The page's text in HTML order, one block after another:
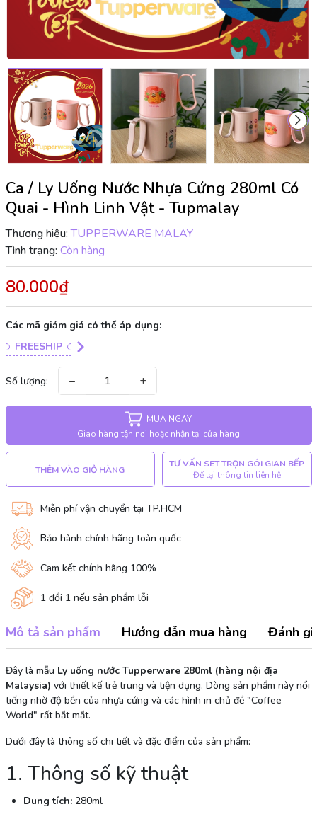
Ca / Ly Uống Nước Nhựa Cứng 280ml Có
Quai - Hình Linh Vật - Tupmalay
Thương hiệu: TUPPERWARE MALAY
Tình trạng: Còn hàng
80.000₫
Các mã giảm giá có thể áp dụng:
FREESHIP
Số lượng: − +
MUA NGAY
Giao hàng tận nơi hoặc nhận tại cửa hàng
THÊM VÀO GIỎ HÀNG
TƯ VẤN SET TRỌN GÓI GIAN BẾP
Để lại thông tin liên hệ
Miễn phí vận chuyển tại TP.HCM
Bảo hành chính hãng toàn quốc
Cam kết chính hãng 100%
1 đổi 1 nếu sản phẩm lỗi
Mô tả sản phẩm Hướng dẫn mua hàng Đánh
Đây là mẫu Ly uống nước Tupperware 280ml (hàng nội địa
Malaysia) với thiết kế trẻ trung và tiện dụng. Dòng sản phẩm này nổi
tiếng nhờ độ bền của nhựa cứng và các hình in chủ đề "Coffee
World" rất bắt mắt.
Dưới đây là thông số chi tiết và đặc điểm của sản phẩm:
1. Thông số kỹ thuật
Dung tích:280ml